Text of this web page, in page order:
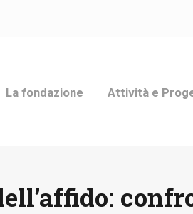
La fondazione Attività e
E